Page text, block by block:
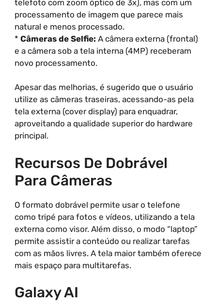
telefoto com zoom óptico de 3x), mas com um
processamento de imagem que parece mais
natural e menos processado.
* Câmeras de Selfie: A câmera externa (frontal)
e a câmera sob a tela interna (4MP) receberam
novo processamento.
Apesar das melhorias, é sugerido que o usuário
utilize as câmeras traseiras, acessando-as pela
tela externa (cover display) para enquadrar,
aproveitando a qualidade superior do hardware
principal.
Recursos De Dobrável
Para Câmeras
O formato dobrável permite usar o telefone
como tripé para fotos e vídeos, utilizando a tela
externa como visor. Além disso, o modo “laptop”
permite assistir a conteúdo ou realizar tarefas
com as mãos livres. A tela maior também oferece
mais espaço para multitarefas.
Galaxy AI